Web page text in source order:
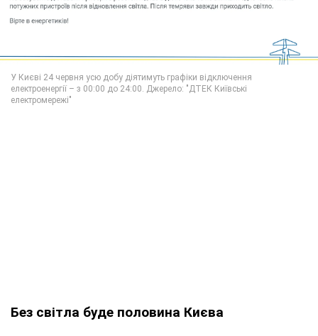
Без світла буде половина Києва